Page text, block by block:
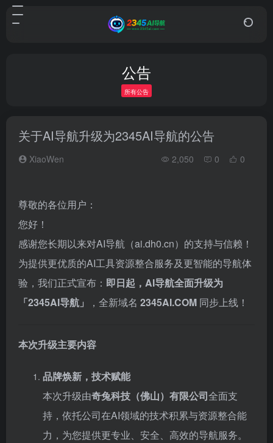
公告
所有公告
关于AI导航升级为2345AI导航的公告
XiaoWen 2,050 0 0
尊敬的各位用户：
您好！
感谢您长期以来对AI导航（ai.dh0.cn）的支持与信赖！
为提供更优质的AI工具资源整合服务及更智能的导航体
验，我们正式宣布： 即日起，AI导航全面升级为
「2345AI导航」
，全新域名 2345AI.COM 同步上线！
本次升级主要内容
品牌焕新，技术赋能
本次升级由奇兔科技（佛山）有限公司全面支
持，依托公司在AI领域的技术积累与资源整合能
力，为您提供更专业、安全、高效的导航服务。